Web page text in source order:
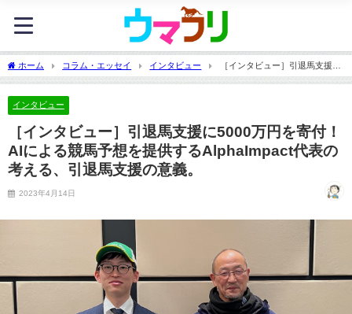
ホーム コラム・エッセイ インタビュー
［インタビュー］引退馬支援に
5000万円を寄付！AIによる競馬予想を提供するAlphaImpact代表の考える、引退馬支援
インタビュー
［インタビュー］引退馬支援に5000万円を寄付！
AIによる競馬予想を提供するAlphaImpact代表の
考える、引退馬支援の意義。
2023年4月14日